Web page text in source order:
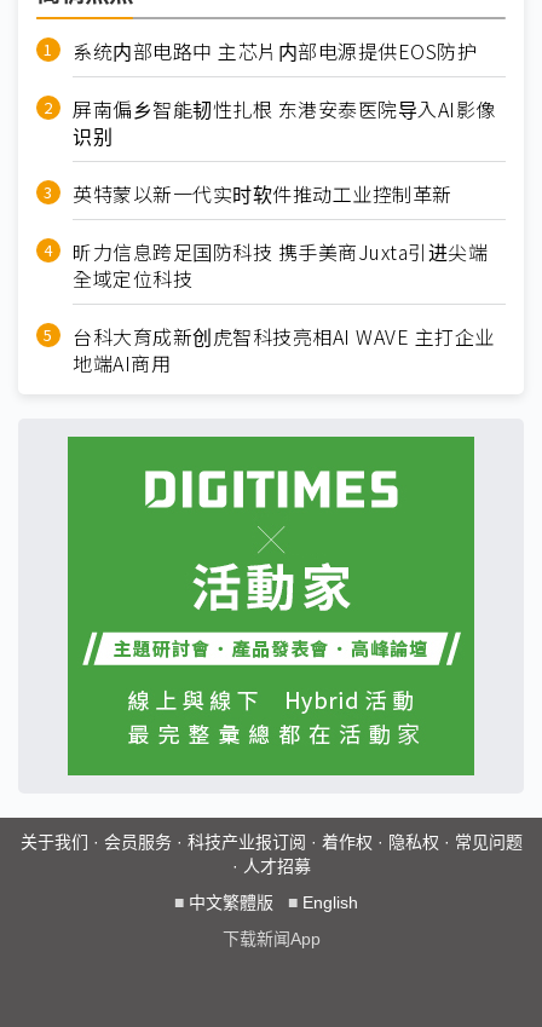
系统内部电路中 主芯片内部电源提供EOS防护
屏南偏乡智能韧性扎根 东港安泰医院导入AI影像
识别
英特蒙以新一代实时软件推动工业控制革新
昕力信息跨足国防科技 携手美商Juxta引进尖端
全域定位科技
台科大育成新创虎智科技亮相AI WAVE 主打企业
地端AI商用
关于我们 · 会员服务· 科技产业报订阅 · 着作权 · 隐私权 · 常见问题
· 人才招募
■ 中文繁體版 ■ English
下载新闻App